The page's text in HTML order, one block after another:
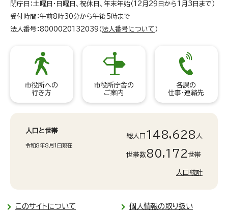
閉庁日：土曜日・日曜日、祝休日、年末年始（12月29日から1月3日まで）
受付時間：午前8時30分から午後5時まで
法人番号：8000020132039（ 法人番号について ）
市役所への
行き方
市役所庁舎の
ご案内
各課の
仕事・連絡先
人口と世帯
令和8年8月1日現在
総人口 148,628 人
世帯数80,172世帯
人口統計
このサイトについて 個人情報の取り扱い